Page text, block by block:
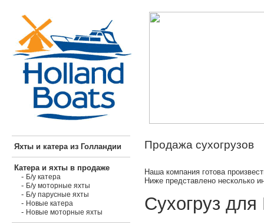
Яхты и катера из Голландии
Катера и яхты в продаже
- Б/у катера
- Б/у моторные яхты
- Б/у парусные яхты
- Новые катера
- Новые моторные яхты
Продажа сухогрузов
Наша компания готова
Ниже представлено несколько
Сухогруз